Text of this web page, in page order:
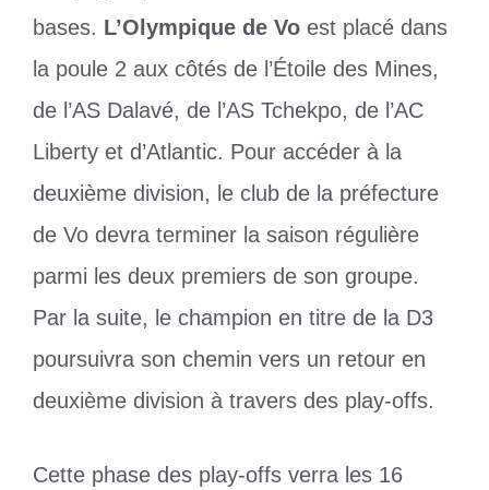
bases. L’Olympique de Vo est placé dans
la poule 2 aux côtés de l’Étoile des Mines,
de l’AS Dalavé, de l’AS Tchekpo, de l’AC
Liberty et d’Atlantic. Pour accéder à la
deuxième division, le club de la préfecture
de Vo devra terminer la saison régulière
parmi les deux premiers de son groupe.
Par la suite, le champion en titre de la D3
poursuivra son chemin vers un retour en
deuxième division à travers des play-offs.
Cette phase des play-offs verra les 16